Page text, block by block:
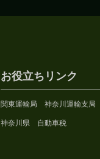
お役立ちリンク
関東運輸局 神奈川運輸支局
神奈川県 自動車税